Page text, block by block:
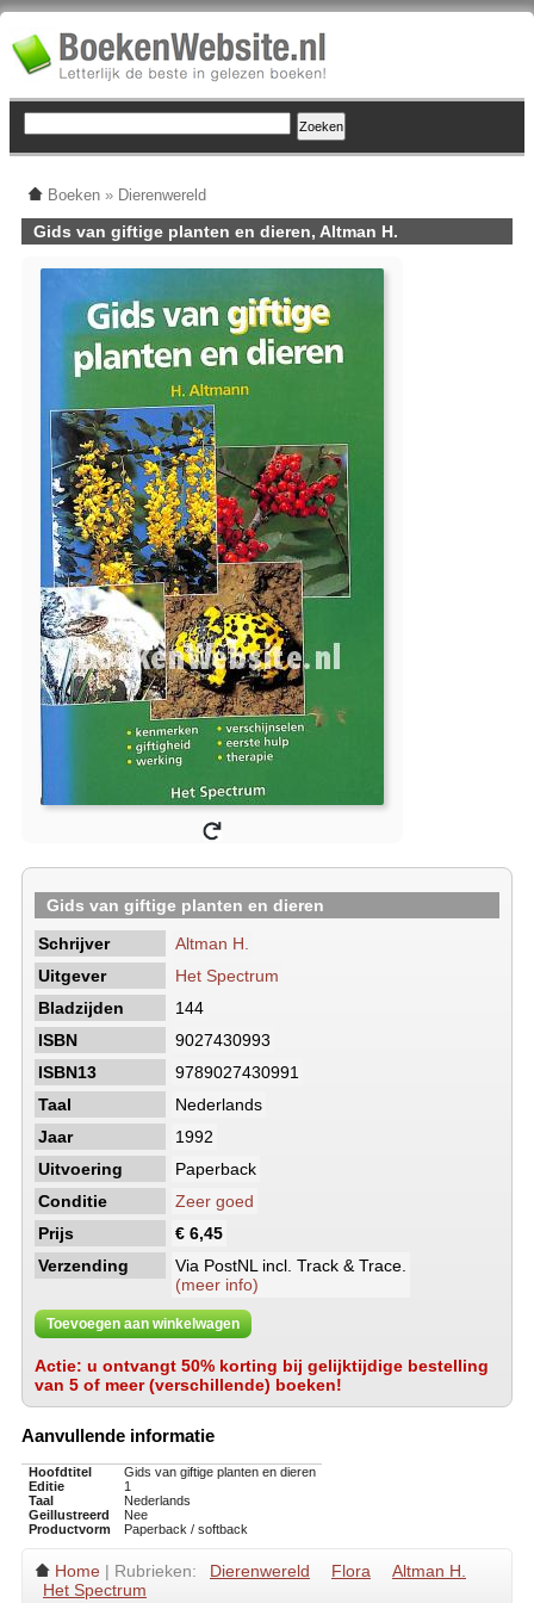
Boeken » Dierenwereld
Gids van giftige planten en dieren, Altman H.
Gids van giftige planten en dieren
Schrijver
Altman H.
Uitgever
Het Spectrum
Bladzijden
144
ISBN
9027430993
ISBN13
9789027430991
Taal
Nederlands
Jaar
1992
Uitvoering
Paperback
Conditie
Zeer goed
Prijs
€ 6,45
Verzending
Via PostNL incl. Track & Trace.
(meer info)
Toevoegen aan winkelwagen
Actie: u ontvangt 50% korting bij gelijktijdige bestelling
van 5 of meer (verschillende) boeken!
Aanvullende informatie
Hoofdtitel
Gids van giftige planten en dieren
Editie
1
Taal
Nederlands
Geillustreerd
Nee
Productvorm
Paperback / softback
Home | Rubrieken: Dierenwereld Flora
Altman H.
Het Spectrum